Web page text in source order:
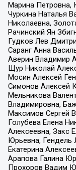
Марина Петровна,
Чуркина Наталья
Николаевна,
Рачинский Ян
Гудков Лев
Саранг Анна
Аверин Владимир
Щур Николай
Мосин Алексей
Симонов Алексей
Мельникова
Владимировна,
Максимов Сергей
Голубева Елена
Алексеевна, Закс
Юрьевна,
Екатерина
Арапова Галина
Прохоров Вадим